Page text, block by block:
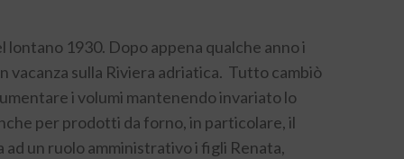
1930. Dopo appena qualche anno i
vacanza sulla Riviera adriatica. Tutto cambiò
i volumi mantenendo invariato lo
per prodotti da forno, in particolare, il
ad un ruolo amministrativo i figli Renata,